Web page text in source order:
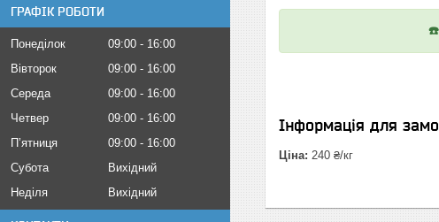
ГРАФІК РОБОТИ
Понеділок 09:00
16:00
Вівторок
09:00
16:00
Середа
09:00
16:00
Четвер
09:00
16:00
Пʼятниця
09:00
16:00
Субота
Вихідний
Неділя
Вихідний
☎️
Інформація для
Ціна: 240 ₴/кг